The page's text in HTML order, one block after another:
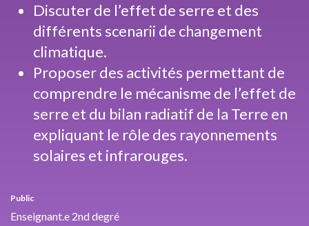
Discuter de l’effet de serre et des
différents scenarii de changement
climatique.
Proposer des activités permettant de
comprendre le mécanisme de l’effet de
serre et du bilan radiatif de la Terre en
expliquant le rôle des rayonnements
solaires et infrarouges.
Public
Enseignant.e 2nd degré